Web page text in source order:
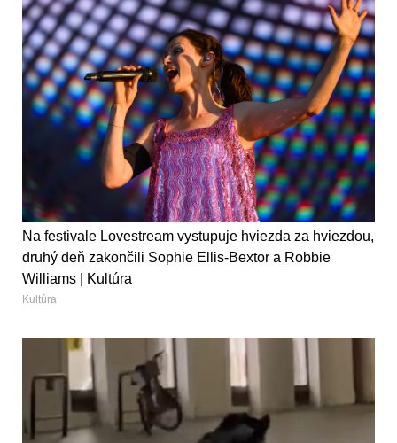
Na festivale Lovestream vystupuje hviezda za hviezdou,
druhý deň zakončili Sophie Ellis-Bextor a Robbie
Williams | Kultúra
Kultúra